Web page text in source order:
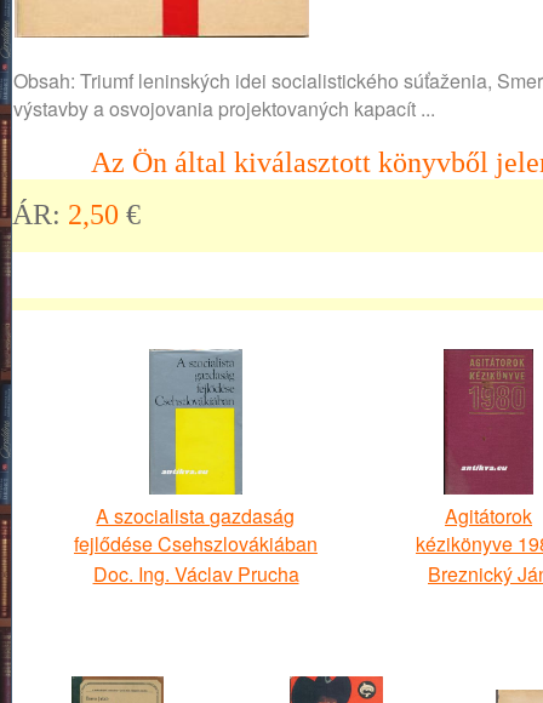
Obsah: Triumf leninských idei socialistického súťaženia,
výstavby a osvojovania projektovaných kapacít ...
Az Ön által kiválasztott könyvből
ÁR: 2,50 €
A szocialista gazdaság
fejlődése Csehszlovákiában
Doc. Ing. Václav Prucha
Agitátorok
kézikönyve
Breznický